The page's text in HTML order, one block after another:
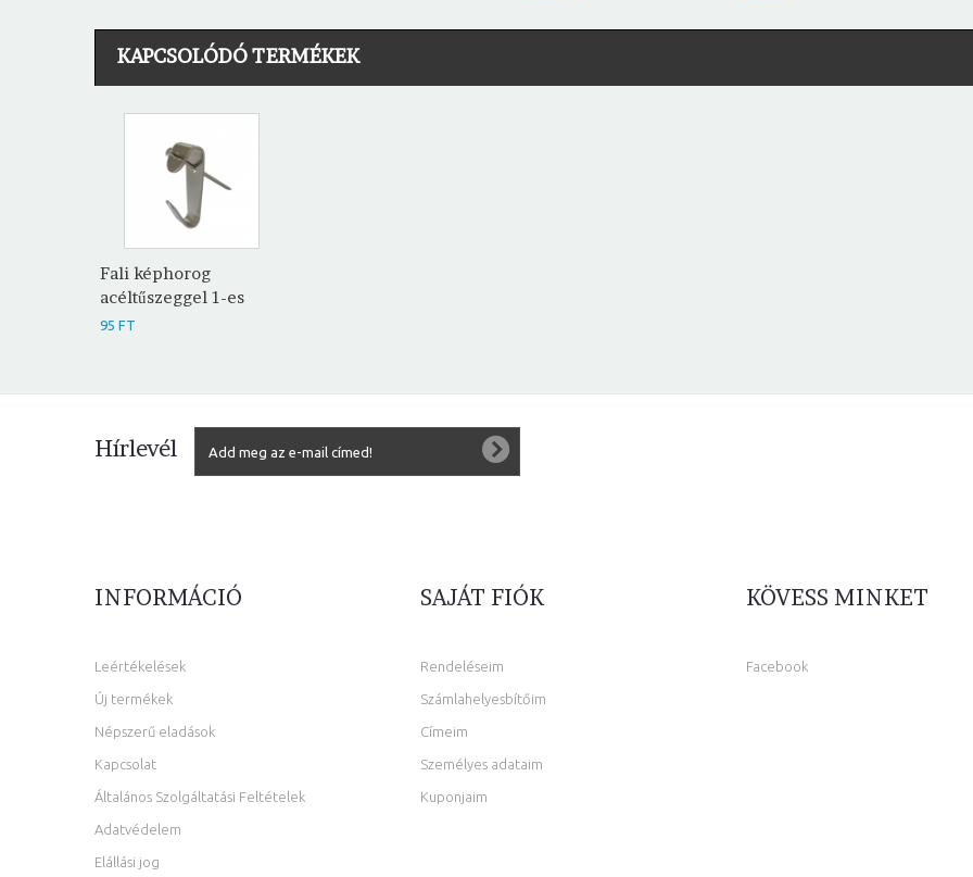
KAPCSOLÓDÓ TERMÉKEK
Fali képhorog
acéltűszeggel 1-es
95 FT
Hírlevél
INFORMÁCIÓ
Leértékelések
Új termékek
Népszerű eladások
Kapcsolat
Általános Szolgáltatási Feltételek
Adatvédelem
Elállási jog
SAJÁT FIÓK
Rendeléseim
Számlahelyesbítőim
Címeim
Személyes adataim
Kuponjaim
KÖVESS MINKET
Facebook